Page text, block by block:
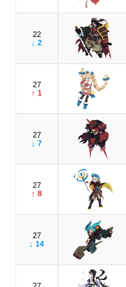
22
↓ 2
27
↑ 1
27
↓ 7
27
↑ 8
27
↓ 14